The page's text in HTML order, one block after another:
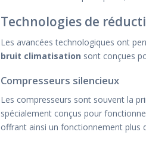
Technologies de
Les avancées technologiques ont
bruit climatisation sont conçues
Compresseurs silencieux
Les compresseurs sont souvent la
spécialement conçus pour
offrant ainsi un fonctionnement plus